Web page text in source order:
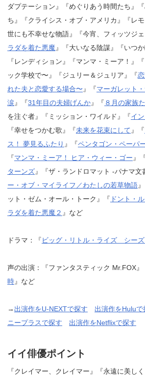
ダプテーション』『めぐりあう時間たち』
ち』『クライシス・オブ・アメリカ』『レ
世にも不幸せな物語』『今宵、フィッツジ
ラダを着た悪魔 』『大いなる陰謀』『いつ
『レンディション』『マンマ・ミーア！』
ック学校で〜』『ジュリー＆ジュリア』『
れた夫と恋愛する場合〜 』『マーガレット
涙 』『31年目の夫婦げんか』『 ８月の家族
を注ぐ者』『ミッション・ワイルド』『イ
『幸せをつかむ歌』『未来を花束にして 』『
ス！ 夢見るふたり 』『ペンタゴン・ペーパ
『マンマ・ミーア！ ヒア・ウィー・ゴー 』
ターンズ』『ザ・ランドロマット -パナマ文
ー・オブ・マイライフ／わたしの若草物語
ット・ゼム・オール・トーク』『 ドント・
ラダを着た悪魔２ 』など
ドラマ：『ビッグ・リトル・ライズ シー
声の出演：『ファンタスティック Mr.FOX』
時』など
→ 出演作をU-NEXTで探す 出演作をHuluで
ニープラスで探す
出演作をNetflixで探す
イイ俳優ポイント
『クレイマー、クレイマー』『永遠に美し